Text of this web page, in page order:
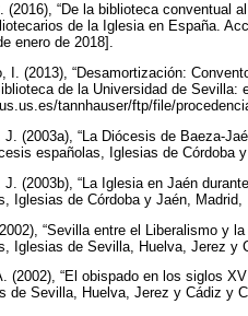
(2016), “De la biblioteca conventual
de la Iglesia en España.
enero de 2018].
I. (2013), “Desamortización:
de la Universidad de
tannhauser/ftp/file/
(2003a), “La Diócesis de Baeza-
españolas, Iglesias de
J. (2003b), “La Iglesia en Jaén
Iglesias de Córdoba y Jaén,
“Sevilla entre el Liberalismo y
Iglesias de Sevilla, Huelva, Jerez
(2002), “El obispado en los siglos
de Sevilla, Huelva, Jerez y Cádiz y